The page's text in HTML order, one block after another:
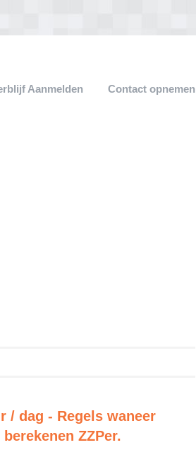
Aanmelden Contact opnemen
/ dag - Regels waneer
ZZPer.